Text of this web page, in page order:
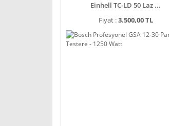
Einhell TC-LD 50 Laz ...
Fiyat :3.500,00 TL